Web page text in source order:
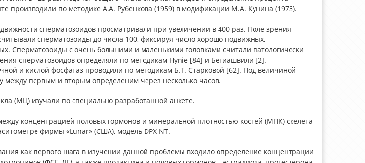
производили по методике А.А. Рубенкова (1959) в модификации М.А. Кунина (1973).
сперматозоидов просматривали при увеличении в 400 раз. Поле зрения
сперматозоиды до числа 100, фиксируя число хорошо подвижных,
Сперматозоиды с очень большими и маленькими головками считали патологически
сперматозоидов определяли по методикам Hynie [84] и Бегиашвили [2].
и кислой фосфатаз проводили по методикам Б.Т. Старковой [62]. Под величиной
между первым и вторым определеним через несколько часов.
(МЦ) изучали по специально разработанной анкете.
концентрацией половых гормонов и минеральной плотностью костей (МПК) скелета
фирмы «Lunar» (США), модель DPX NT.
как первого шага в изучении данной проблемы входило определение концентрации